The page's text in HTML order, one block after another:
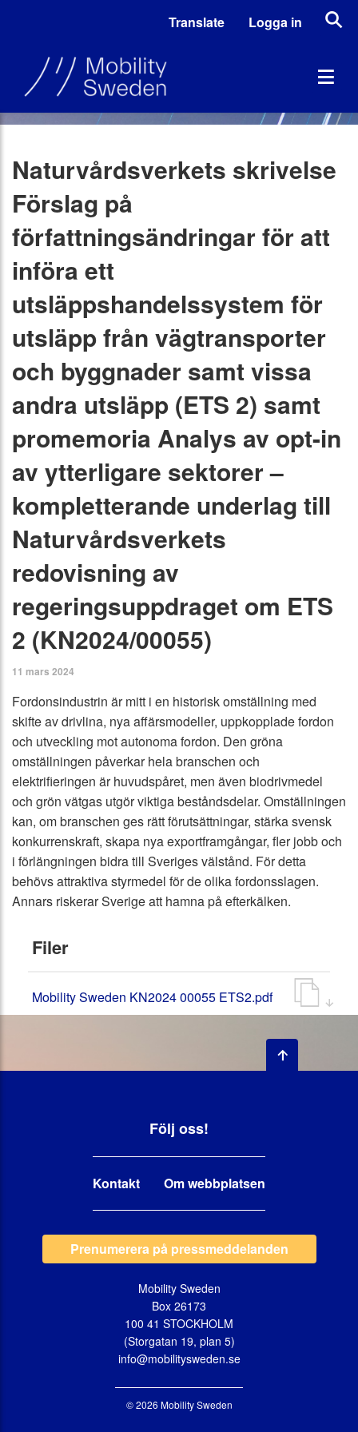
Translate Logga in
Naturvårdsverkets skrivelse
Förslag på
författningsändringar för att
införa ett
utsläppshandelssystem för
utsläpp från vägtransporter
och byggnader samt vissa
andra utsläpp (ETS 2) samt
promemoria Analys av opt-in
av ytterligare sektorer –
kompletterande underlag till
Naturvårdsverkets
redovisning av
regeringsuppdraget om ETS
2 (KN2024/00055)
11 mars 2024
Fordonsindustrin är mitt i en historisk omställning med
skifte av drivlina, nya affärsmodeller, uppkopplade fordon
och utveckling mot autonoma fordon. Den gröna
omställningen påverkar hela branschen och
elektrifieringen är huvudspåret, men även biodrivmedel
och grön vätgas utgör viktiga beståndsdelar. Omställningen
kan, om branschen ges rätt förutsättningar, stärka svensk
konkurrenskraft, skapa nya exportframgångar, fler jobb och
i förlängningen bidra till Sveriges välstånd. För detta
behövs attraktiva styrmedel för de olika fordonsslagen.
Annars riskerar Sverige att hamna på efterkälken.
Filer
Mobility Sweden KN2024 00055 ETS2.pdf
Följ oss!
Kontakt Om webbplatsen
Prenumerera på pressmeddelanden
Mobility Sweden
Box 26173
100 41 STOCKHOLM
(Storgatan 19, plan 5)
info@mobilitysweden.se
© 2026 Mobility Sweden